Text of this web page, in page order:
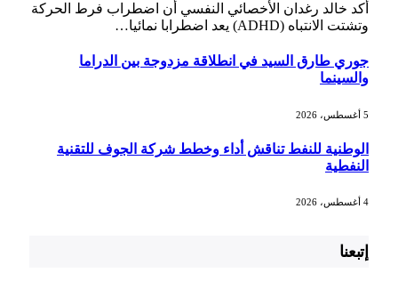
أكد خالد رغدان الأخصائي النفسي أن اضطراب فرط الحركة
وتشتت الانتباه (ADHD) يعد اضطرابا نمائيا…
جوري طارق السيد في انطلاقة مزدوجة بين الدراما
والسينما
الوطنية للنفط تناقش أداء وخطط شركة الجوف للتقنية
النفطية
إتبعنا